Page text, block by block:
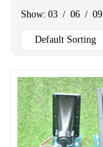
Show: 03 / 06 / 09